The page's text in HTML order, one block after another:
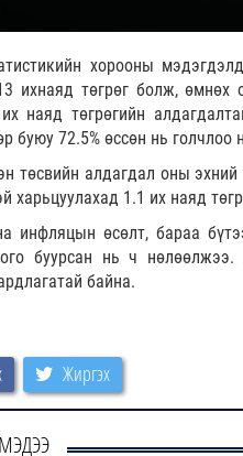
хорооны
ихнаяд төгрөг болж,
наяд төгрөгийн
буюу 72.5% өссөн нь голчлоо
төсвийн алдагдал оны
харьцуулахад 1.1 их наяд
инфляцын өсөлт, бараа
буурсан нь ч нөлөөлжээ.
байна.
Жиргэх